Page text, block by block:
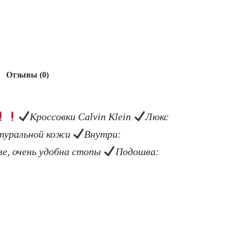
Отзывы (0)
Кроссовки Calvin Klein
Люкс
кожи
Внутри:
очень удобна стопы
Подошва: